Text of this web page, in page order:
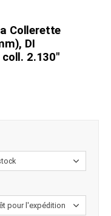
Collerette
DI
2.130"